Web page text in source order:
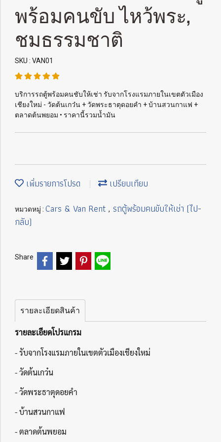
พร้อมคนขับ ไหว้พระ,
ชมธรรมชาติ
SKU : VAN01
บริการรถตู้พร้อมคนชับให้เช่า รับจากโรงแรมภายในเขตตัวเมือง
เชียงใหม่ - วัดต้นเกว๋น + วัดพระธาตุดอยคำ + บ้านสวนกาแฟ +
ตลาดต้นพยอม • ราคานี้รวมน้ำมัน
เพิ่มรายการโปรด เปรียบเทียบ
หมวดหมู่ : Cars & Van Rent , รถตู้พร้อมคนขับให้เช่า (ไป-
กลับ)
Share
รายละเอียดสินค้า
รายละเอียดโปรแกรม
- รับจากโรงแรมภายในเขตตัวเมืองเชียงใหม่
- วัดต้นเกว๋น
- วัดพระธาตุดอยคำ
- บ้านสวนกาแฟ
- ตลาดต้นพยอม